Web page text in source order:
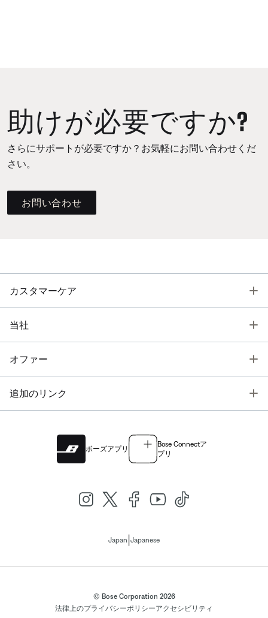
助けが必要ですか?
さらにサポートが必要ですか？お気軽にお問い合わせくだ
さい。
お問い合わせ
カスタマーケア
当社
オファー
追加のリンク
ボーズアプリ
Bose Connectア
プリ
Japan Japanese
© Bose Corporation 2026
法律上のプライバシーポリシーアクセシビリティ